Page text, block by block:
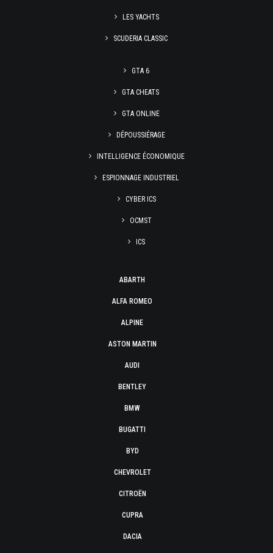
LES YACHTS
SCUDERIA CLASSIC
GTA 6
GTA CHEATS
GTA ONLINE
DÉPOUSSIÉRAGE
INTELLIGENCE ÉCONOMIQUE
ESPIONNAGE INDUSTRIEL
CYBER ICS
OCMST
ICS
ABARTH
ALFA ROMEO
ALPINE
ASTON MARTIN
AUDI
BENTLEY
BMW
BUGATTI
BYD
CHEVROLET
CITROËN
CUPRA
DACIA